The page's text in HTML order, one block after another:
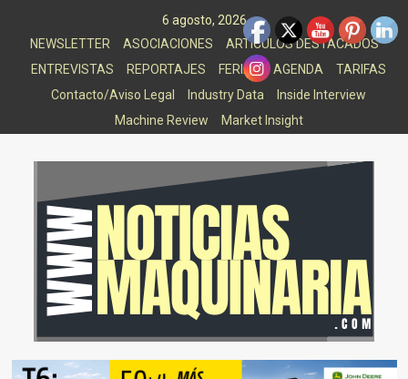
6 agosto, 2026
NEWSLETTER
ASOCIACIONES
ARTICULOS DESTACADOS
ENTREVISTAS
REPORTAJES FERIAS AGENDA
TARIFAS
Contacto/Aviso Legal
Industry Data
Inside Interview
Machine Review
Market Insight